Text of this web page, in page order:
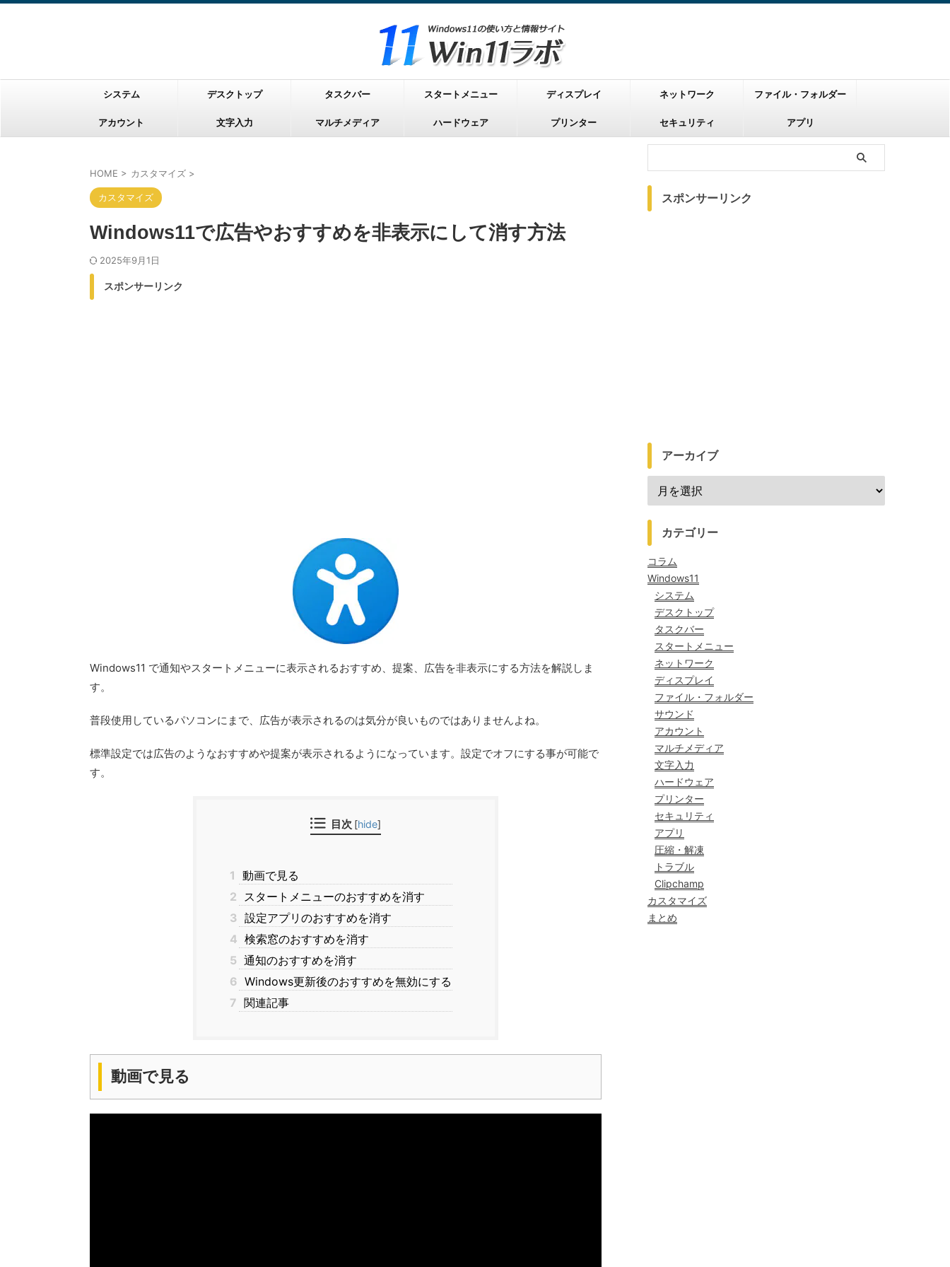
システム デスクトップ タスクバー スタートメニュー ディスプレイ ネットワーク ファイル・フォルダー
アカウント 文字入力 マルチメディア ハードウェア プリンター セキュリティ アプリ
HOME > カスタマイズ >
カスタマイズ
Windows11で広告やおすすめを非表示にして消す方法
2025年9月1日
スポンサーリンク
Windows11 で通知やスタートメニューに表示されるおすすめ、提案、広告を非表示にする方法を解説しま
す。
普段使用しているパソコンにまで、広告が表示されるのは気分が良いものではありませんよね。
標準設定では広告のようなおすすめや提案が表示されるようになっています。設定でオフにする事が可能で
す。
目次 [hide]
1 動画で見る
2 スタートメニューのおすすめを消す
3 設定アプリのおすすめを消す
4 検索窓のおすすめを消す
5 通知のおすすめを消す
6 Windows更新後のおすすめを無効にする
7 関連記事
動画で見る
スポンサーリンク
アーカイブ
カテゴリー
コラム
Windows11
システム
デスクトップ
タスクバー
スタートメニュー
ネットワーク
ディスプレイ
ファイル・フォルダー
サウンド
アカウント
マルチメディア
文字入力
ハードウェア
プリンター
セキュリティ
アプリ
圧縮・解凍
トラブル
Clipchamp
カスタマイズ
まとめ